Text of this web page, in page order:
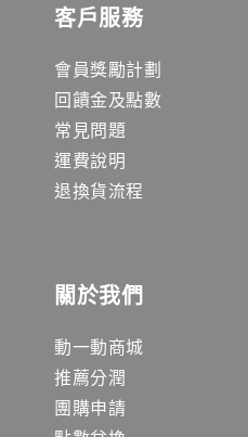
客戶服務
會員獎勵計劃
回饋金及點數
常見問題
運費說明
退換貨流程
關於我們
動一動商城
推薦分潤
團購申請